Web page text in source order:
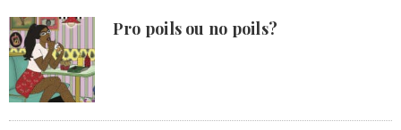
Pro poils ou no poils?